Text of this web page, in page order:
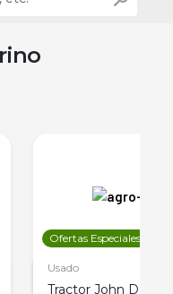
Ofertas Especiales
Usado
Tractor John Deere